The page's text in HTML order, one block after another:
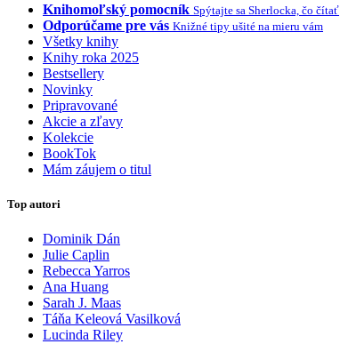
Knihomoľský pomocník Spýtajte sa Sherlocka, čo čítať
Odporúčame pre vás Knižné tipy ušité na mieru vám
Všetky knihy
Knihy roka 2025
Bestsellery
Novinky
Pripravované
Akcie a zľavy
Kolekcie
BookTok
Mám záujem o titul
Top autori
Dominik Dán
Julie Caplin
Rebecca Yarros
Ana Huang
Sarah J. Maas
Táňa Keleová Vasilková
Lucinda Riley